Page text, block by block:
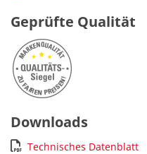
Geprüfte Qualität
Downloads
Technisches Datenblatt